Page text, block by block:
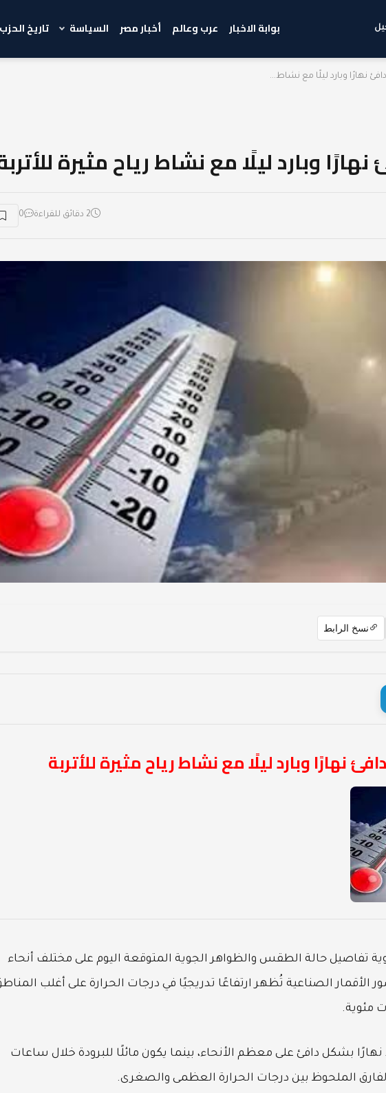
بوابة الاخبار عرب وعالم أخبار مصر السياسة تاريخ الحزب
نهارًا وبارد ليلًا مع نشاط...
وبارد ليلًا مع نشاط رياح مثيرة
2 دقائق للقراءة 0
نسخ الرابط
نهارًا وبارد ليلًا مع نشاط رياح مثيرة للأتربة
تفاصيل حالة الطقس والظواهر الجوية المتوقعة اليوم على مختلف أنحاء
الأقمار الصناعية تُظهر ارتفاعًا تدريجيًا في درجات الحرارة على أغلب
مئوية.
بشكل دافئ على معظم الأنحاء، بينما يكون مائلًا للبرودة خلال ساعات
الفارق الملحوظ بين درجات الحرارة العظمى والصغرى.